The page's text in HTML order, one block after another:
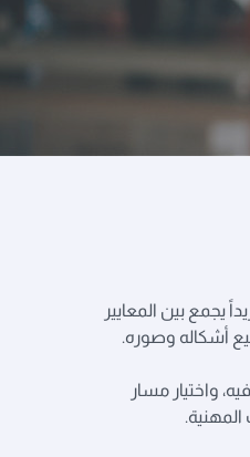
يجمع بين المعايير
أشكاله وصوره.
واختيار مسار